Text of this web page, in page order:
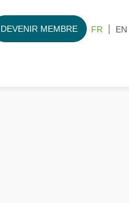
DEVENIR MEMBRE FR EN